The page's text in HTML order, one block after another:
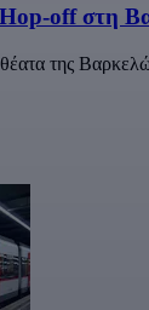
off στη
της